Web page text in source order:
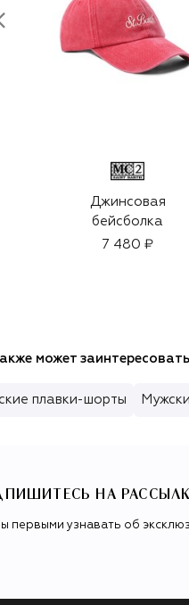
Джинсовая
бейсболка
7 480 ₽
может заинтересовать
плавки-шорты
НА
первыми узнавать об